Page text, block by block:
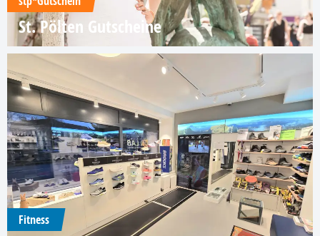
St. Pölten Gutscheine
Fitness